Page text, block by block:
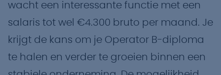
wacht een interessante functie met een
salaris tot wel €4.300 bruto per maand. Je
krijgt de kans om je Operator B-diploma
te halen en verder te groeien binnen een